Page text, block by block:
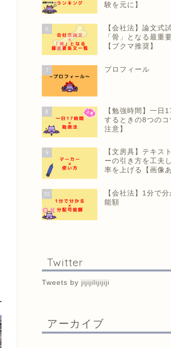
験を元に】
6
【会社法】論文式
「骨」となる最重
【ブクマ推奨】
7 プロフィール
8
【勉強時間】一日
するときの8つのコ
注意】
9
【文房具】テキス
ーの引き方を工夫
率を上げる【画像あ
10
【会社法】1分で
能額
Twitter
Tweets by jijijilijijiji
アーカイブ